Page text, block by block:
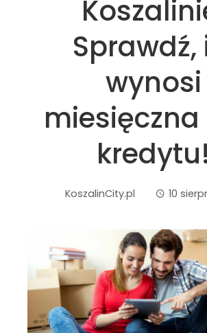
Sprawdź,
wynosi
kredytu!
KoszalinCity.pl 10